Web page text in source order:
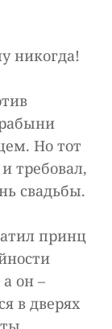
никогда!
Но тот
требовал,
свадьбы.
принц
он –
в дверях